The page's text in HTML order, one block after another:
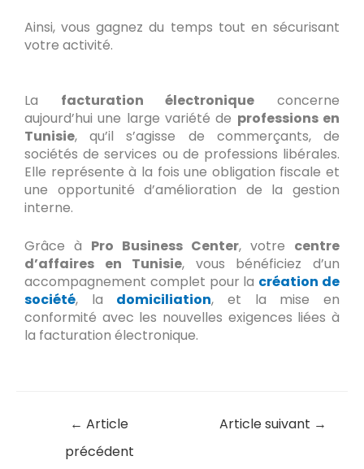
Ainsi, vous gagnez du temps tout en sécurisant
votre activité.
La facturation électronique concerne
aujourd’hui une large variété de professions en
Tunisie, qu’il s’agisse de commerçants, de
sociétés de services ou de professions libérales.
Elle représente à la fois une obligation fiscale et
une opportunité d’amélioration de la gestion
interne.
Grâce à Pro Business Center, votre centre
d’affaires en Tunisie, vous bénéficiez d’un
accompagnement complet pour la création de
société, la domiciliation, et la mise en
conformité avec les nouvelles exigences liées à
la facturation électronique.
← Article
précédent
Article suivant →